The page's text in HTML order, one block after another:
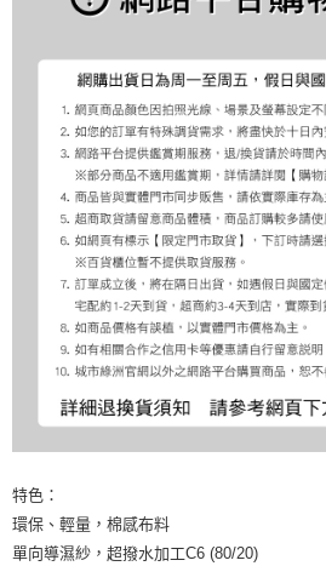
特色：
環保、輕量，棉感布料
單向導濕紗，超撥水加工C6 (80/20)